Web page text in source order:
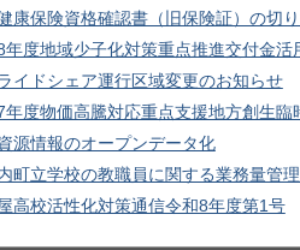
康保険資格確認書（旧保険証）の切り
年度地域少子化対策重点推進交付金活
イドシェア運行区域変更のお知らせ
年度物価高騰対応重点支援地方創生臨
源情報のオープンデータ化
町立学校の教職員に関する業務量管
高校活性化対策通信令和8年度第1号